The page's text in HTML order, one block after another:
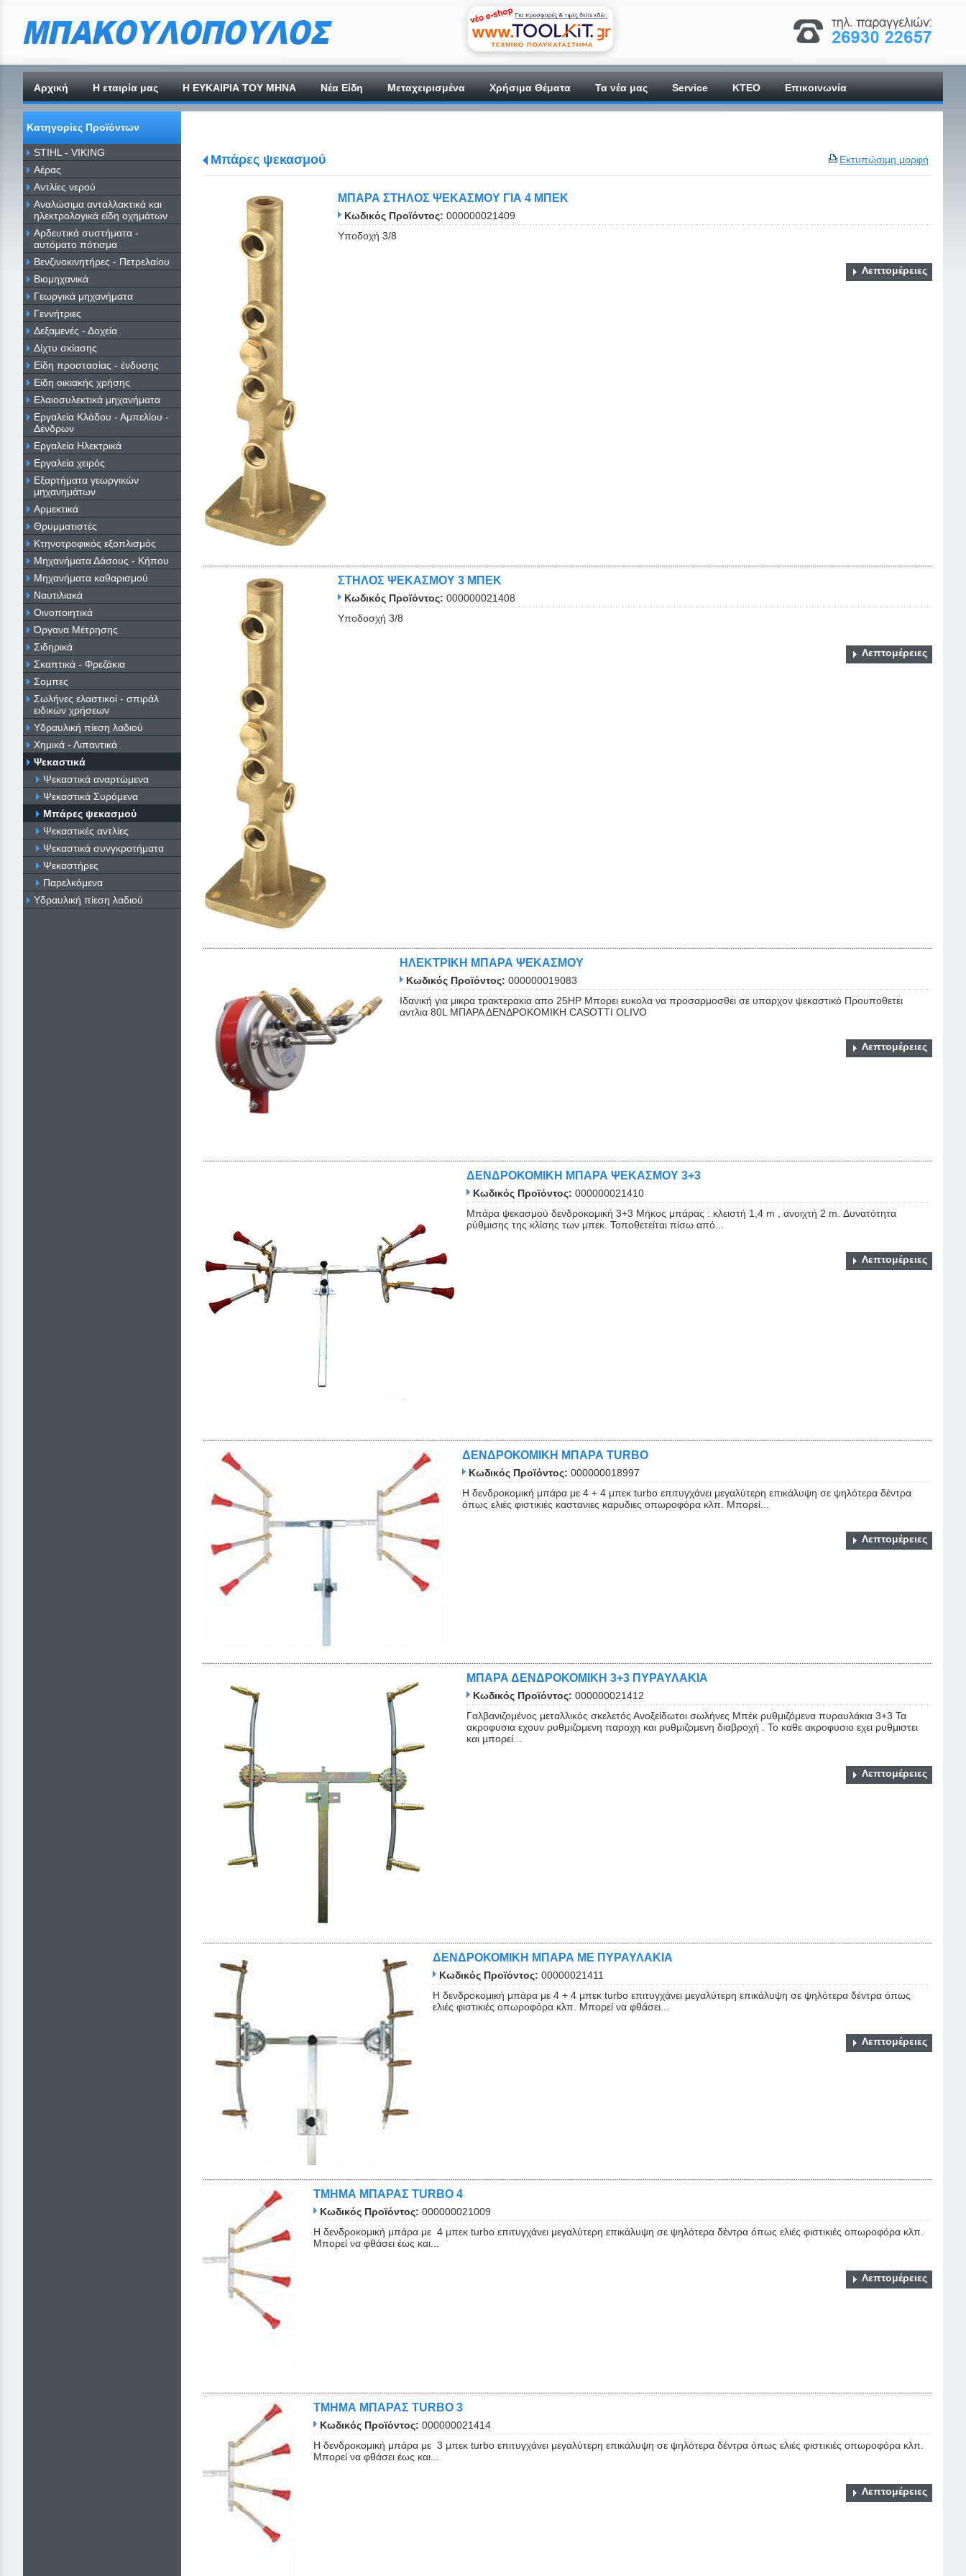
Αρχική H εταιρία μας Η ΕΥΚΑΙΡΙΑ ΤΟΥ ΜΗΝΑ Νέα Είδη Μεταχειρισμένα Χρήσιμα Θέματα Τα νέα μας Service ΚΤΕΟ Επικοινωνία
Κατηγορίες Προϊόντων
STIHL - VIKING
Αέρας
Αντλίες νερού
Αναλώσιμα ανταλλακτικά και
ηλεκτρολογικά είδη οχημάτων
Αρδευτικά συστήματα -
αυτόματο πότισμα
Βενζινοκινητήρες - Πετρελαίου
Βιομηχανικά
Γεωργικά μηχανήματα
Γεννήτριες
Δεξαμενές - Δοχεία
Δίχτυ σκίασης
Είδη προστασίας - ένδυσης
Είδη οικιακής χρήσης
Ελαιοσυλεκτικά μηχανήματα
Εργαλεία Κλάδου - Αμπελίου -
Δένδρων
Εργαλεία Ηλεκτρικά
Εργαλεία χειρός
Εξαρτήματα γεωργικών
μηχανημάτων
Αρμεκτικά
Θρυμματιστές
Κτηνοτροφικός εξοπλισμός
Μηχανήματα Δάσους - Κήπου
Μηχανήματα καθαρισμού
Ναυτιλιακά
Οινοποιητικά
Όργανα Μέτρησης
Σιδηρικά
Σκαπτικά - Φρεζάκια
Σομπες
Σωλήνες ελαστικοί - σπιράλ
ειδικών χρήσεων
Υδραυλική πίεση λαδιού
Χημικά - Λιπαντικά
Ψεκαστικά
Ψεκαστικά αναρτώμενα
Ψεκαστικά Συρόμενα
Μπάρες ψεκασμού
Ψεκαστικές αντλίες
Ψεκαστικά συνγκροτήματα
Ψεκαστήρες
Παρελκόμενα
Υδραυλική πίεση λαδιού
Close
Εκτυπώσιμη μορφή
Μπάρες ψεκασμού
ΜΠΑΡΑ ΣΤΗΛΟΣ ΨΕΚΑΣΜΟΥ ΓΙΑ 4 ΜΠΕΚ
Κωδικός Προϊόντος: 000000021409
Υποδοχή 3/8
Λεπτομέρειες
ΣΤΗΛΟΣ ΨΕΚΑΣΜΟΥ 3 ΜΠΕΚ
Κωδικός Προϊόντος: 000000021408
Υποδοσχή 3/8
Λεπτομέρειες
ΗΛΕΚΤΡΙΚΗ ΜΠΑΡΑ ΨΕΚΑΣΜΟΥ
Κωδικός Προϊόντος: 000000019083
Ιδανική για μικρα τρακτερακια απο 25ΗΡ Μπορει ευκολα να προσαρμοσθει σε υπαρχον ψεκαστικό Προυποθετει
αντλια 80L ΜΠΑΡΑ ΔΕΝΔΡΟΚΟΜΙΚΗ CΑSΟΤΤΙ ΟLΙVΟ
Λεπτομέρειες
ΔΕΝΔΡΟΚΟΜΙΚΗ ΜΠΑΡΑ ΨΕΚΑΣΜΟΥ 3+3
Κωδικός Προϊόντος: 000000021410
Μπάρα ψεκασμού δενδροκομική 3+3 Μήκος μπάρας : κλειστή 1,4 m , ανοιχτή 2 m. Δυνατότητα
ρύθμισης της κλίσης των μπεκ. Τοποθετείται πίσω από...
Λεπτομέρειες
ΔΕΝΔΡΟΚΟΜΙΚΗ ΜΠΑΡΑ TURBO
Κωδικός Προϊόντος: 000000018997
Η δενδροκομική μπάρα με 4 + 4 μπεκ turbo επιτυγχάνει μεγαλύτερη επικάλυψη σε ψηλότερα δέντρα
όπως ελιές φιστικιές καστανιες καρυδιες οπωροφόρα κλπ. Μπορεί...
Λεπτομέρειες
ΜΠΑΡΑ ΔΕΝΔΡΟΚΟΜΙΚΗ 3+3 ΠΥΡΑΥΛΑΚΙΑ
Κωδικός Προϊόντος: 000000021412
Γαλβανιζομένος μεταλλικός σκελετός Ανοξείδωτοι σωλήνες Μπέκ ρυθμιζόμενα πυραυλάκια 3+3 Τα
ακροφυσια εχουν ρυθμιζομενη παροχη και ρυθμιζομενη διαβροχή . Το καθε ακροφυσιο εχει ρυθμιστει
και μπορεί...
Λεπτομέρειες
ΔΕΝΔΡΟΚΟΜΙΚΗ ΜΠΑΡΑ ΜΕ ΠΥΡΑΥΛΑΚΙΑ
Κωδικός Προϊόντος: 00000021411
Η δενδροκομική μπάρα με 4 + 4 μπεκ turbo επιτυγχάνει μεγαλύτερη επικάλυψη σε ψηλότερα δέντρα όπως
ελιές φιστικιές οπωροφόρα κλπ. Μπορεί να φθάσει...
Λεπτομέρειες
ΤΜΗΜΑ ΜΠΑΡΑΣ TURBO 4
Κωδικός Προϊόντος: 000000021009
Η δενδροκομική μπάρα με 4 μπεκ turbo επιτυγχάνει μεγαλύτερη επικάλυψη σε ψηλότερα δέντρα όπως ελιές φιστικιές οπωροφόρα κλπ.
Μπορεί να φθάσει έως και...
Λεπτομέρειες
ΤΜΗΜΑ ΜΠΑΡΑΣ TURBO 3
Κωδικός Προϊόντος: 000000021414
Η δενδροκομική μπάρα με 3 μπεκ turbo επιτυγχάνει μεγαλύτερη επικάλυψη σε ψηλότερα δέντρα όπως ελιές φιστικιές οπωροφόρα κλπ.
Μπορεί να φθάσει έως και...
Λεπτομέρειες